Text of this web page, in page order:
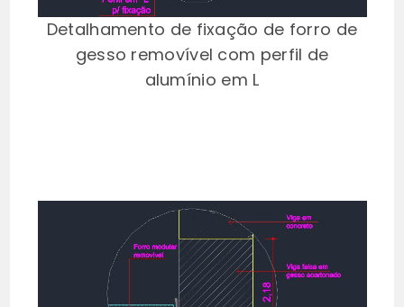
Detalhamento de fixação de forro de
gesso removível com perfil de
alumínio em L